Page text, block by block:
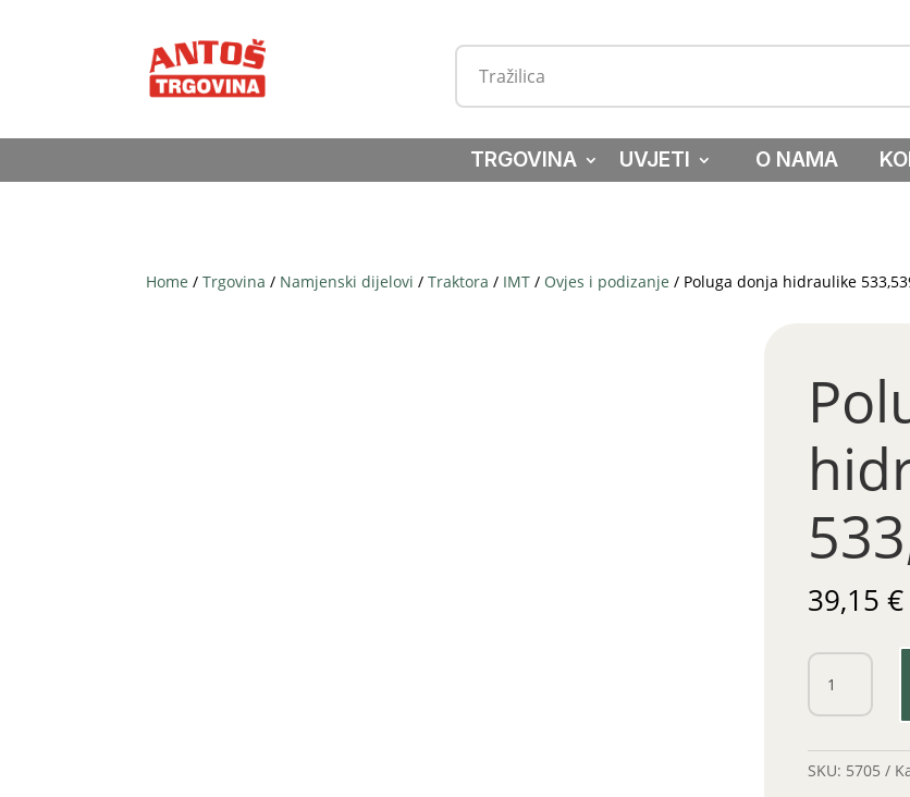
TRGOVINA UVJETI O NAMA
Home /Trgovina / Namjenski dijelovi /Traktora / IMT / Ovjes i podizanje / Poluga donja hidraulike
39,15 €
Poluga
donja
hidraulike
desna
SKU: 5705